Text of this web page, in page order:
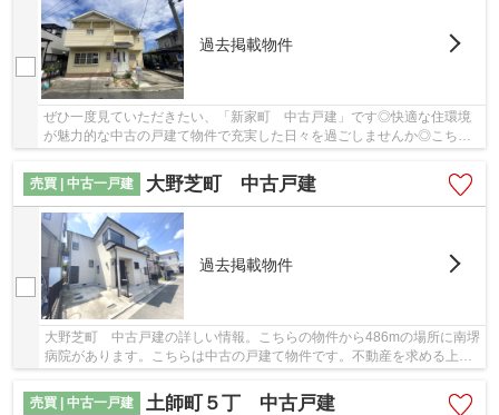
過去掲載物件
ぜひ一度見ていただきたい、「新家町 中古戸建」です◎快適な住環境
が魅力的な中古の戸建て物件で充実した日々を過ごしませんか◎こちら
の土地は前面道路6m以上です◎ブリスマイホームが...
売買 | 中古一戸建
大野芝町 中古戸建
過去掲載物件
大野芝町 中古戸建の詳しい情報。こちらの物件から486mの場所に南堺
病院があります。こちらは中古の戸建て物件です。不動産を求める上
で、何かご不明な点などございましたら、お気軽...
売買 | 中古一戸建
土師町５丁 中古戸建